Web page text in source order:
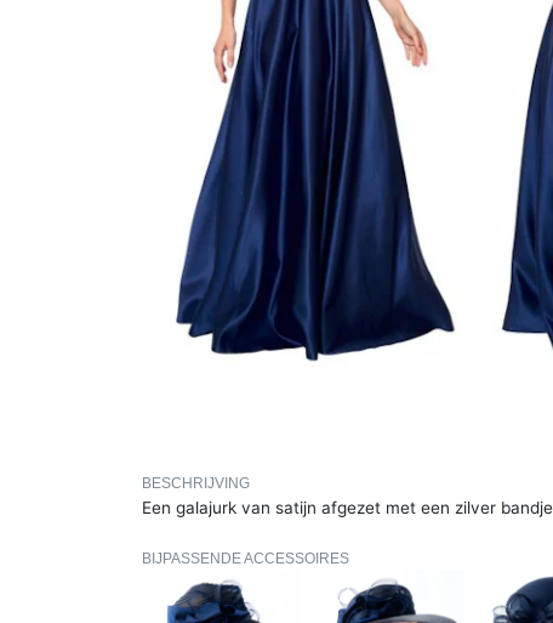
BESCHRIJVING
Een galajurk van satijn afgezet met een zilver
BIJPASSENDE ACCESSOIRES